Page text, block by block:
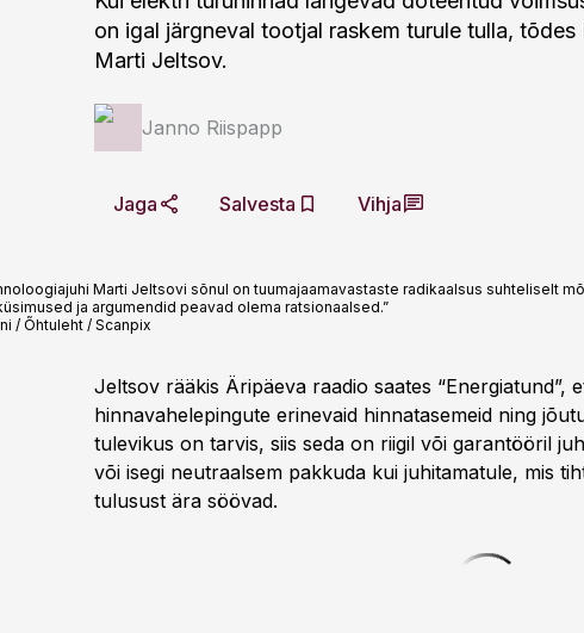
on igal järgneval tootjal raskem turule tulla,
Marti Jeltsov.
Janno Riispapp
Jaga Salvesta Vihja
Marti Jeltsovi sõnul on tuumajaamavastaste radikaalsus suhteliselt
ja argumendid peavad olema ratsionaalsed.”
/ Õhtuleht / Scanpix
Jeltsov rääkis Äripäeva raadio saates “Energiatund”,
hinnavahelepingute erinevaid hinnatasemeid ning
tulevikus on tarvis, siis seda on riigil või garantööril
või isegi neutraalsem pakkuda kui juhitamatule, mis
tulusust ära söövad.